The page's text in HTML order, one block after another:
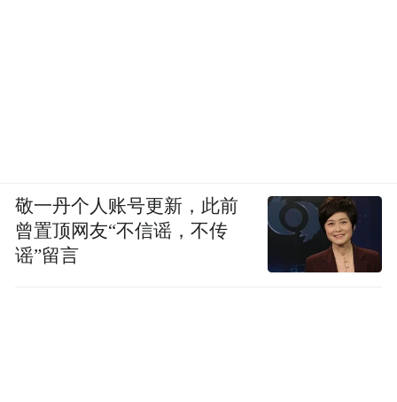
敬一丹个人账号更新，此前
曾置顶网友“不信谣，不传
谣”留言